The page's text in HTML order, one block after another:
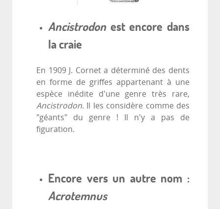
Ancistrodon est encore dans
la craie
En 1909 J. Cornet a déterminé des dents
en forme de griffes appartenant à une
espèce inédite d'une genre très rare,
Ancistrodon. Il les considère comme des
"géants" du genre ! Il n'y a pas de
figuration.
Encore vers un autre nom :
Acrotemnus